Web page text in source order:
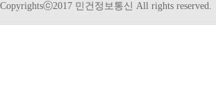
Copyrightsⓒ2017 민건정보통신 All rights reserved.